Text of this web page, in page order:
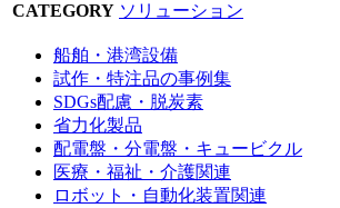
CATEGORY ソリューション
船舶・港湾設備
試作・特注品の事例集
SDGs配慮・脱炭素
省力化製品
配電盤・分電盤・キュービクル
医療・福祉・介護関連
ロボット・自動化装置関連